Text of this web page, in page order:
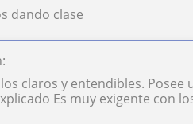
dando clase
claros y entendibles.
Es muy exigente con